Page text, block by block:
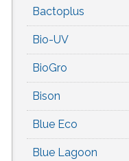
Bactoplus
Bio-UV
BioGro
Bison
Blue Eco
Blue Lagoon